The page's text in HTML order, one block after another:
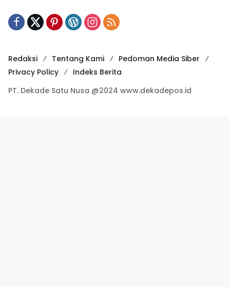
Redaksi Tentang Kami
Pedoman Media Siber
Privacy Policy
Indeks Berita
PT. Dekade Satu Nusa @2024 www.dekadepos.id